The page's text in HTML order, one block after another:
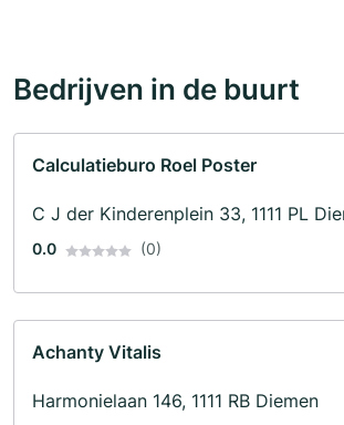
Bedrijven in de buurt
Calculatieburo Roel Poster
C J der Kinderenplein 33, 1111 PL
0.0 (0)
Achanty Vitalis
Harmonielaan 146, 1111 RB Diemen